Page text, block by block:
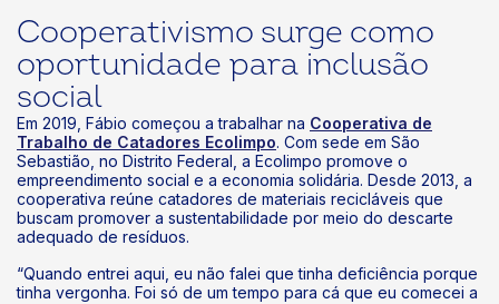
Cooperativismo surge como
oportunidade para inclusão
social
Em 2019, Fábio começou a trabalhar na Cooperativa de
Trabalho de Catadores Ecolimpo. Com sede em São
Sebastião, no Distrito Federal, a Ecolimpo promove o
empreendimento social e a economia solidária. Desde 2013, a
cooperativa reúne catadores de materiais recicláveis que
buscam promover a sustentabilidade por meio do descarte
adequado de resíduos.
“Quando entrei aqui, eu não falei que tinha deficiência porque
tinha vergonha. Foi só de um tempo para cá que eu comecei a